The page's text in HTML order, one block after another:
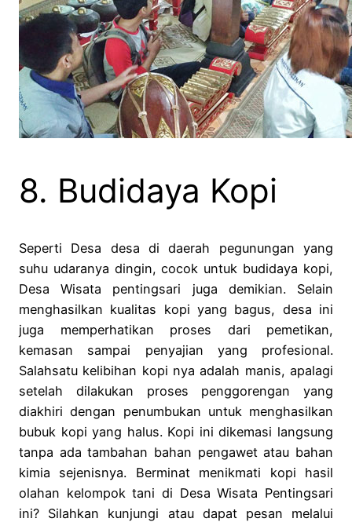
8. Budidaya Kopi
Seperti Desa desa di daerah pegunungan yang
suhu udaranya dingin, cocok untuk budidaya kopi,
Desa Wisata pentingsari juga demikian. Selain
menghasilkan kualitas kopi yang bagus, desa ini
juga memperhatikan proses dari pemetikan,
kemasan sampai penyajian yang profesional.
Salahsatu kelibihan kopi nya adalah manis, apalagi
setelah dilakukan proses penggorengan yang
diakhiri dengan penumbukan untuk menghasilkan
bubuk kopi yang halus. Kopi ini dikemasi langsung
tanpa ada tambahan bahan pengawet atau bahan
kimia sejenisnya. Berminat menikmati kopi hasil
olahan kelompok tani di Desa Wisata Pentingsari
ini? Silahkan kunjungi atau dapat pesan melalui